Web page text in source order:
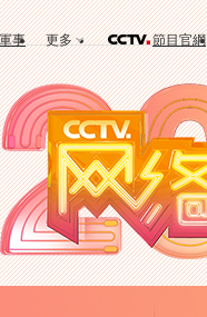
軍事 更多 節目官網